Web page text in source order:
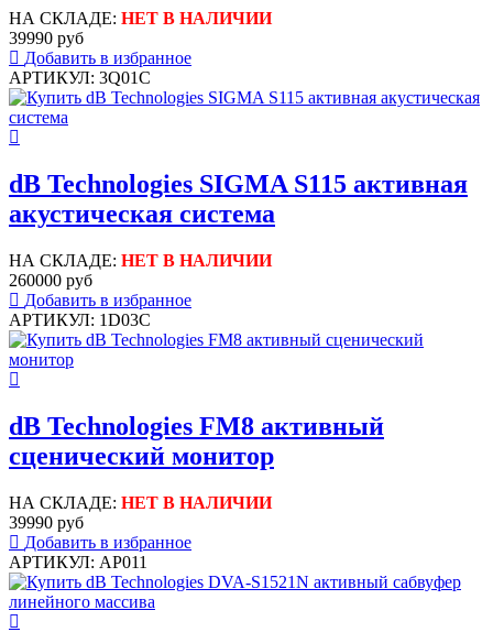
НА СКЛАДЕ: НЕТ В НАЛИЧИИ
39990 руб
Добавить в избранное
АРТИКУЛ: 3Q01C
dB Technologies SIGMA S115 активная
акустическая система
НА СКЛАДЕ: НЕТ В НАЛИЧИИ
260000 руб
Добавить в избранное
АРТИКУЛ: 1D03C
dB Technologies FM8 активный
сценический монитор
НА СКЛАДЕ: НЕТ В НАЛИЧИИ
39990 руб
Добавить в избранное
АРТИКУЛ: AP011